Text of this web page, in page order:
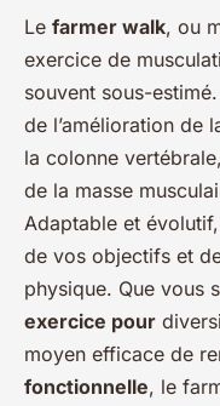
Le farmer walk, ou
exercice de
souvent sous-
de l’amélioration de
la colonne
de la masse
Adaptable et
de vos objectifs et
physique. Que vous
exercice pour
moyen efficace de
fonctionnelle, le